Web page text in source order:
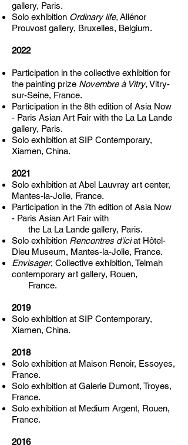
gallery, Paris.
Solo exhibition Ordinary life,Aliénor
Prouvost gallery, Bruxelles, Belgium.
2022
Participation in the collective exhibition for
the painting prize Novembre à Vitry, Vitry-
sur-Seine, France.
Participation in the 8th edition of Asia Now
- Paris Asian Art Fair with the La La Lande
gallery, Paris.
Solo exhibition at SIP Contemporary,
Xiamen, China.
2021
Solo exhibition at Abel Lauvray art center,
Mantes-la-Jolie, France.
Participation in the 7th edition of Asia Now
- Paris Asian Art Fair with
the La La Lande gallery, Paris.
Solo exhibition Rencontres d'iciat Hôtel-
Dieu Museum, Mantes-la-Jolie, France.
Envisager, Collective exhibition, Telmah
contemporary art gallery, Rouen,
France.
2019
Solo exhibition at SIP Contemporary,
Xiamen, China.
2018
Solo exhibition at Maison Renoir, Essoyes,
France.
Solo exhibition at Galerie Dumont, Troyes,
France.
Solo exhibition at Medium Argent, Rouen,
France.
2016